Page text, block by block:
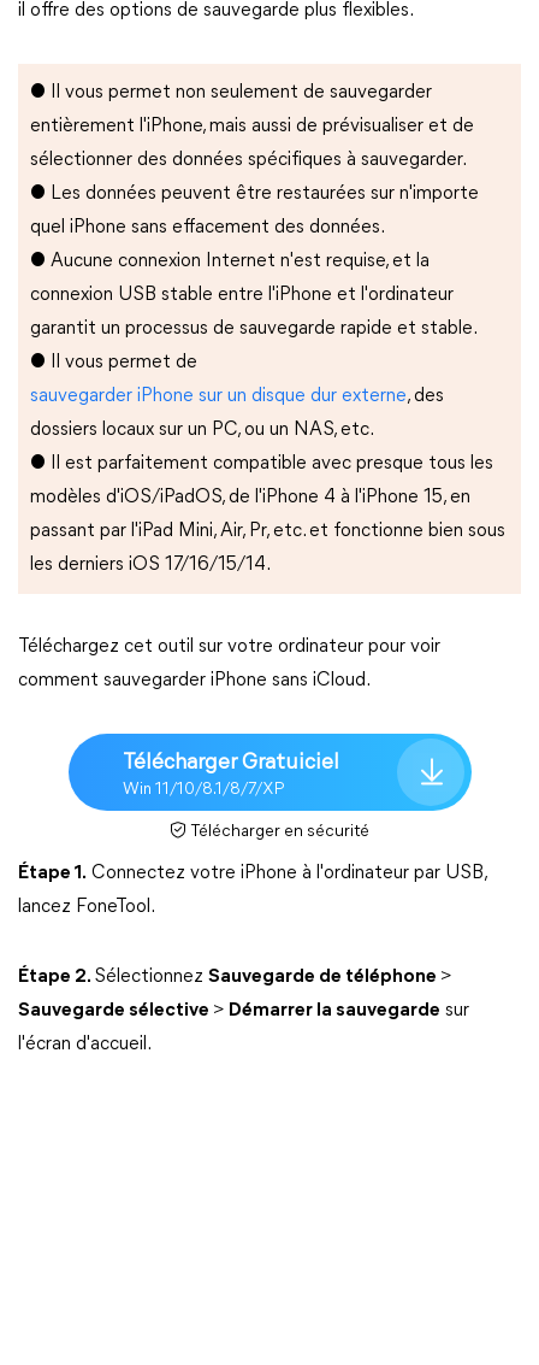
il offre des options de sauvegarde plus flexibles.
● Il vous permet non seulement de sauvegarder
entièrement l'iPhone, mais aussi de prévisualiser et de
sélectionner des données spécifiques à sauvegarder.
● Les données peuvent être restaurées sur n'importe
quel iPhone sans effacement des données.
● Aucune connexion Internet n'est requise, et la
connexion USB stable entre l'iPhone et l'ordinateur
garantit un processus de sauvegarde rapide et stable.
● Il vous permet de
sauvegarder iPhone sur un disque dur externe, des
dossiers locaux sur un PC, ou un NAS, etc.
● Il est parfaitement compatible avec presque tous les
modèles d'iOS/iPadOS, de l'iPhone 4 à l'iPhone 15, en
passant par l'iPad Mini, Air, Pr, etc. et fonctionne bien sous
les derniers iOS 17/16/15/14.
Téléchargez cet outil sur votre ordinateur pour voir
comment sauvegarder iPhone sans iCloud.
Télécharger Gratuiciel
Win 11/10/8.1/8/7/XP
Télécharger en sécurité
Étape 1. Connectez votre iPhone à l'ordinateur par USB,
lancez FoneTool.
Étape 2. Sélectionnez Sauvegarde de téléphone >
Sauvegarde sélective > Démarrer la sauvegarde sur
l'écran d'accueil.